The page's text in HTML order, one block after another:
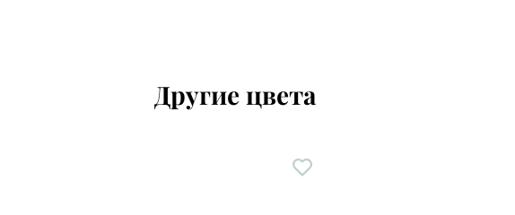
Другие цвета